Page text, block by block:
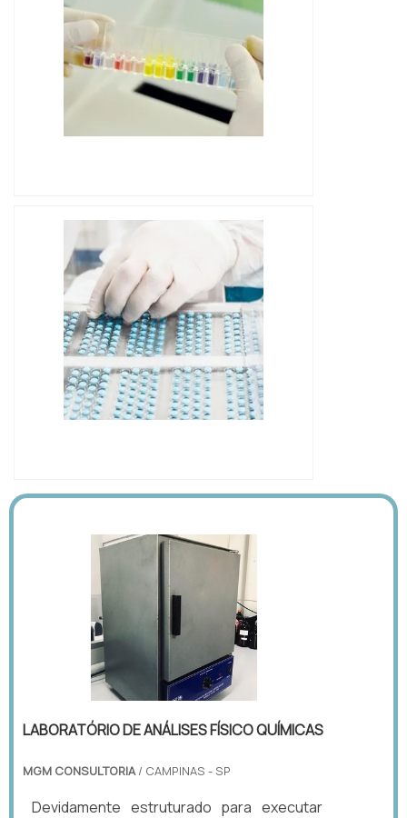
LABORATÓRIO DE ANÁLISES FÍSICO QUÍMICAS
MGM CONSULTORIA/ CAMPINAS - SP
Devidamente estruturado para executar